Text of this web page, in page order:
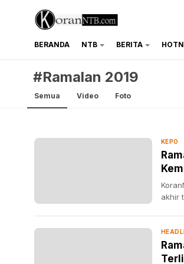
koranntb.com
BERANDA NTB BERITA
#Ramalan 2019
Semua Video Foto
KEPO
akhir